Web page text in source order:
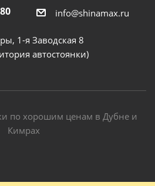
info@shinamax.ru
1-я Заводская 8
автостоянки)
по хорошим ценам в Дубне и
Кимрах